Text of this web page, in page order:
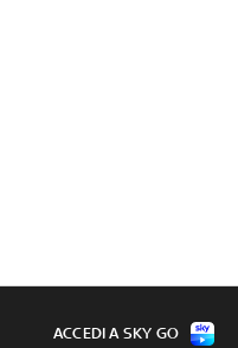
ACCEDI A SKY GO